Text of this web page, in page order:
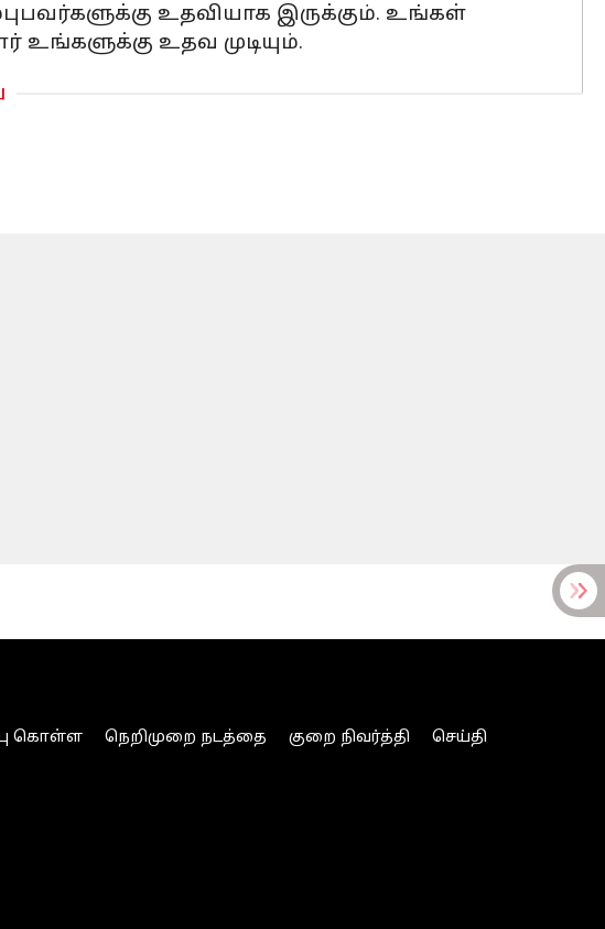
உதவியாக இருக்கும். உங்கள்
உங்களுக்கு உதவ முடியும்.
கொள்ள நெறிமுறை நடத்தை குறை நிவர்த்தி
செய்தி